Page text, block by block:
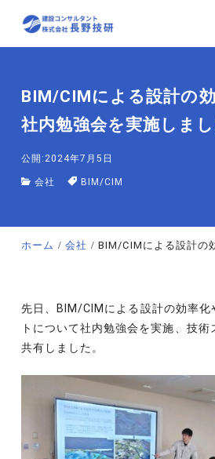
BIM/CIMによる設計の
社内勉強会を実施しま
公開:2024年7月5日
会社 BIM/CIM
ホーム 会社 BIM/CIMによる設計の効率化に
先日、BIM/CIMによる設計の効率化
トについて社内勉強会を実施、技
共有しました。